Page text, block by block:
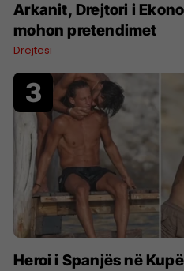
Arkanit, Drejtori i
mohon pretendimet
Drejtësi
Heroi i Spanjës në